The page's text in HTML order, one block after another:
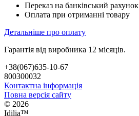
Переказ на банківський рахунок
Оплата при отриманні товару
Детальніше про оплату
Гарантія від виробника 12 місяців.
+38(067)635-10-67
800300032
Контактна інформація
Повна версія сайту
© 2026
Idilia™️